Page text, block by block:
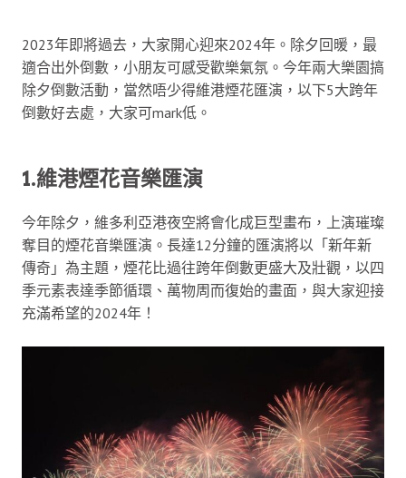
2023年即將過去，大家開心迎來2024年。除夕回暖，最
適合出外倒數，小朋友可感受歡樂氣氛。今年兩大樂園搞
除夕倒數活動，當然唔少得維港煙花匯演，以下5大跨年
倒數好去處，大家可mark低。
1.維港煙花音樂匯演
今年除夕，維多利亞港夜空將會化成巨型畫布，上演璀璨
奪目的煙花音樂匯演。長達12分鐘的匯演將以「新年新
傳奇」為主題，煙花比過往跨年倒數更盛大及壯觀，以四
季元素表達季節循環、萬物周而復始的畫面，與大家迎接
充滿希望的2024年！